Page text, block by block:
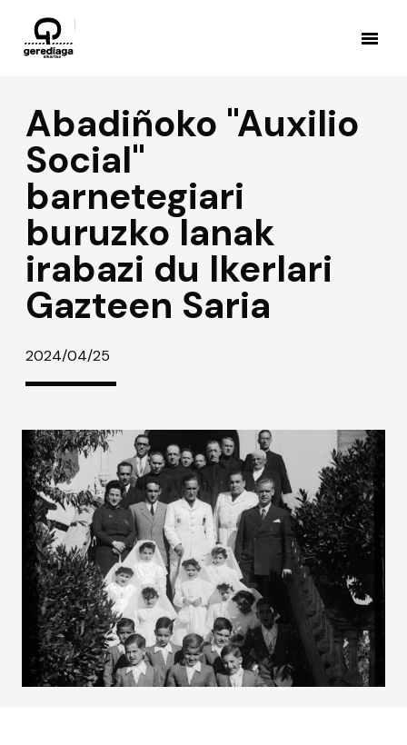
Abadiñoko "Auxilio
Social"
barnetegiari
buruzko lanak
irabazi du Ikerlari
Gazteen Saria
2024/04/25